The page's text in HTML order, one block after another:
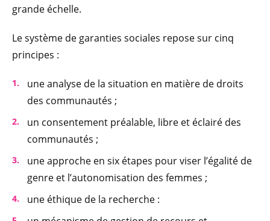
grande échelle.
Le système de garanties sociales repose sur cinq
principes :
une analyse de la situation en matière de droits
des communautés ;
un consentement préalable, libre et éclairé des
communautés ;
une approche en six étapes pour viser l’égalité de
genre et l’autonomisation des femmes ;
une éthique de la recherche :